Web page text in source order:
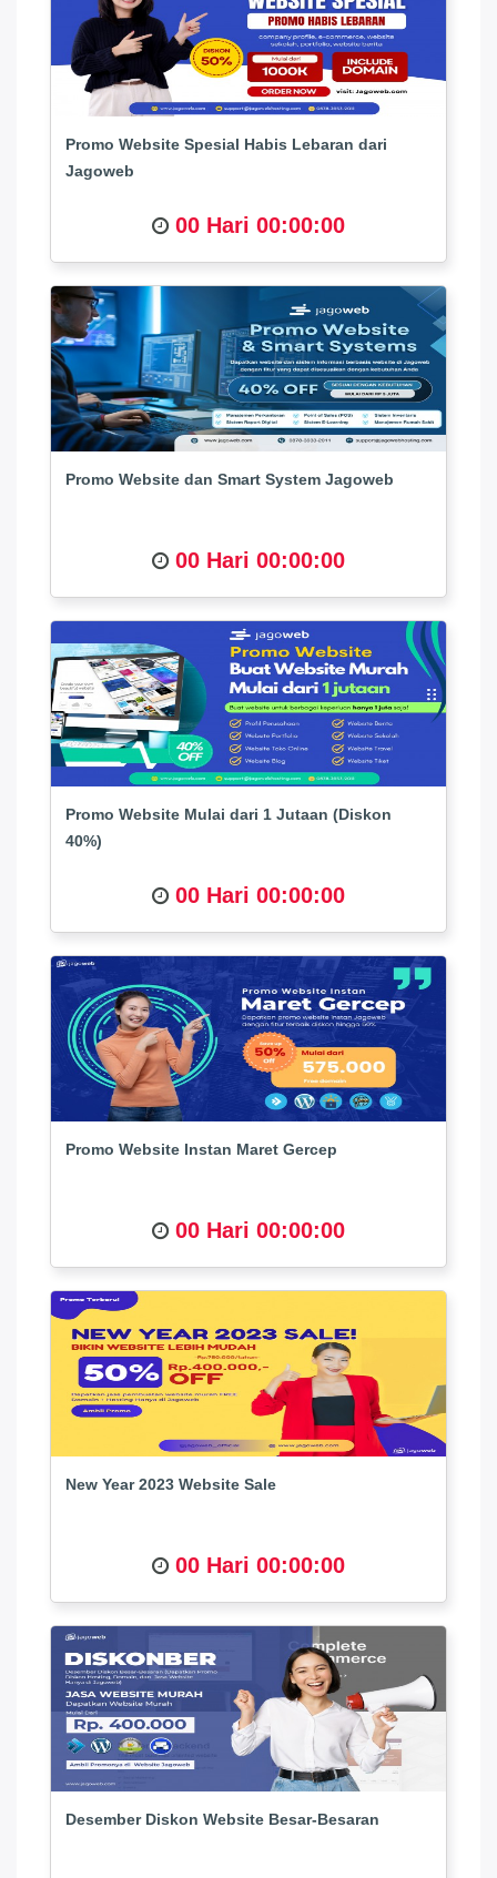
Promo Website Spesial Habis Lebaran dari
Jagoweb
00 Hari 00:00:00
Promo Website dan Smart System Jagoweb
00 Hari 00:00:00
Promo Website Mulai dari 1 Jutaan (Diskon
40%)
00 Hari 00:00:00
Promo Website Instan Maret Gercep
00 Hari 00:00:00
New Year 2023 Website Sale
00 Hari 00:00:00
Desember Diskon Website Besar-Besaran